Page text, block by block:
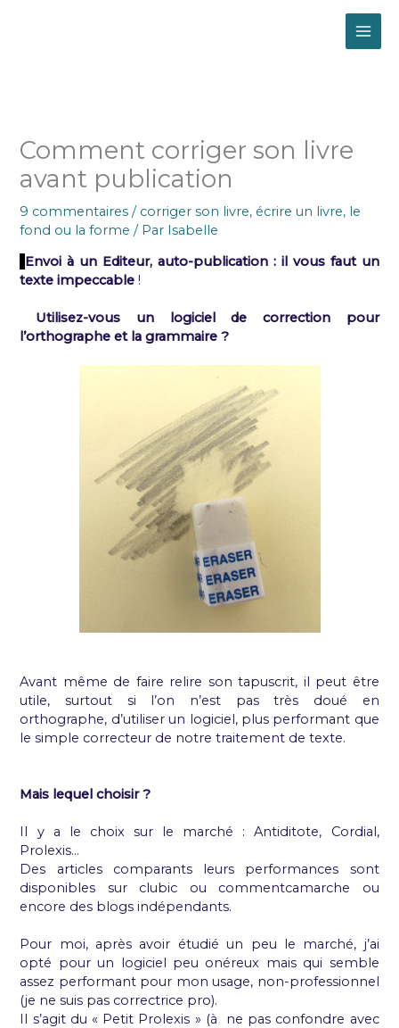
Comment corriger son livre
avant publication
9 commentaires / corriger son livre, écrire un livre, le
fond ou la forme / Par Isabelle
Envoi à un Editeur, auto-publication : il vous faut un
texte impeccable !
Utilisez-vous un logiciel de correction pour
l’orthographe et la grammaire ?
Avant même de faire relire son tapuscrit, il peut être
utile, surtout si l’on n’est pas très doué en
orthographe, d’utiliser un logiciel, plus performant que
le simple correcteur de notre traitement de texte.
Mais lequel choisir ?
Il y a le choix sur le marché : Antiditote, Cordial,
Prolexis…
Des articles comparants leurs performances sont
disponibles sur clubic ou commentcamarche ou
encore des blogs indépendants.
Pour moi, après avoir étudié un peu le marché, j’ai
opté pour un logiciel peu onéreux mais qui semble
assez performant pour mon usage, non-professionnel
(je ne suis pas correctrice pro).
Il s’agit du « Petit Prolexis » (à ne pas confondre avec